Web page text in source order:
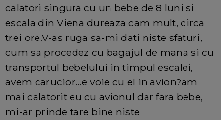
calatori singura cu un bebe de 8 luni si
escala din Viena dureaza cam mult, circa
trei ore.V-as ruga sa-mi dati niste sfaturi,
cum sa procedez cu bagajul de mana si cu
transportul bebelului in timpul escalei,
avem carucior...e voie cu el in avion?am
mai calatorit eu cu avionul dar fara bebe,
mi-ar prinde tare bine niste